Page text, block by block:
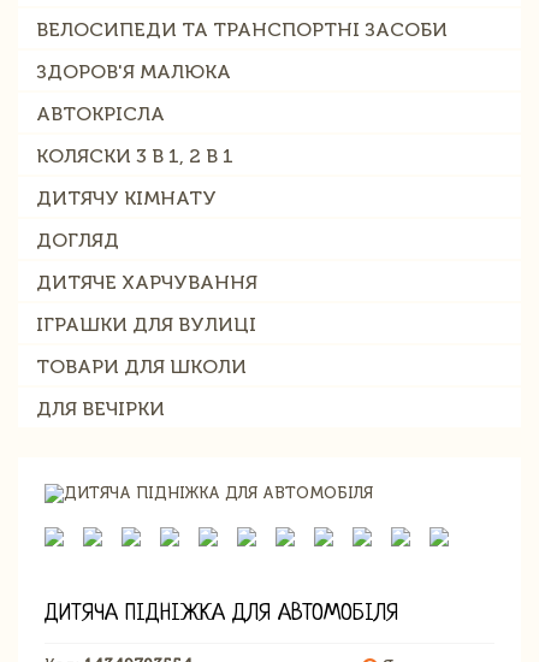
ВЕЛОСИПЕДИ ТА ТРАНСПОРТНІ ЗАСОБИ
ЗДОРОВ'Я МАЛЮКА
АВТОКРІСЛА
КОЛЯСКИ 3 В 1, 2 В 1
ДИТЯЧУ КІМНАТУ
ДОГЛЯД
ДИТЯЧЕ ХАРЧУВАННЯ
ІГРАШКИ ДЛЯ ВУЛИЦІ
ТОВАРИ ДЛЯ ШКОЛИ
ДЛЯ ВЕЧІРКИ
ДИТЯЧА ПІДНІЖКА ДЛЯ АВТОМОБІЛЯ